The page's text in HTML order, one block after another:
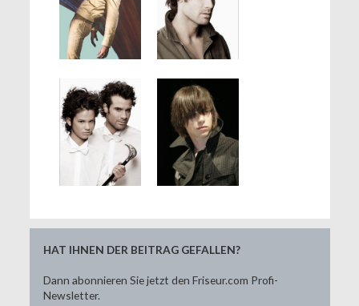
HAT IHNEN DER BEITRAG GEFALLEN?
Dann abonnieren Sie jetzt den Friseur.com Profi-
Newsletter.